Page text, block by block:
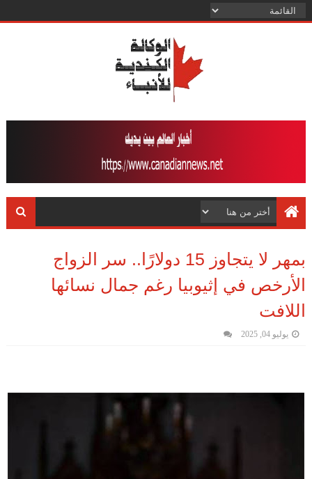
بمهر لا يتجاوز 15 دولارًا.. سر الزواج
الأرخص في إثيوبيا رغم جمال نسائها
اللافت
يوليو 04, 2025